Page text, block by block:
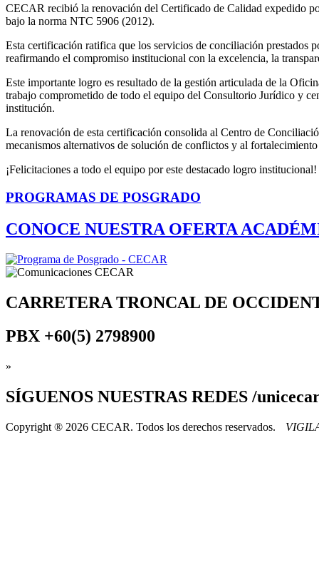
CECAR recibió la renovación del Certificado de Calidad expedido
bajo la norma NTC 5906 (2012).
Esta certificación ratifica que los servicios de conciliación prestados
reafirmando el compromiso institucional con la excelencia, la
Este importante logro es resultado de la gestión articulada de la
trabajo comprometido de todo el equipo del Consultorio Jurídico y
institución.
La renovación de esta certificación consolida al Centro de
mecanismos alternativos de solución de conflictos y al
¡Felicitaciones a todo el equipo por este destacado logro institucional!
PROGRAMAS DE POSGRADO
CONOCE NUESTRA OFERTA
CARRETERA TRONCAL DE
PBX +60(5) 2798900
»
SÍGUENOS NUESTRAS REDES /
Copyright ® 2026 CECAR. Todos los derechos reservados.